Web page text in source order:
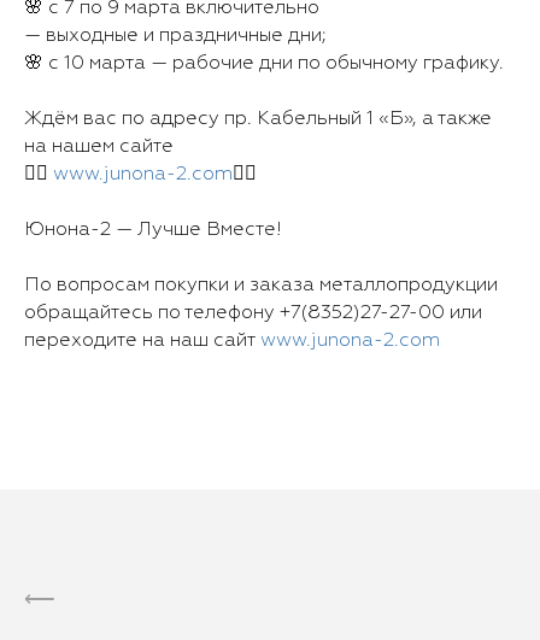
🌸 с 7 по 9 марта включительно
— выходные и праздничные дни;
🌸 с 10 марта — рабочие дни по обычному графику.
Ждём вас по адресу пр. Кабельный 1 «Б», а также
на нашем сайте
👉🏻 www.junona-2.com👈🏻
Юнона-2 — Лучше Вместе!
По вопросам покупки и заказа металлопродукции
обращайтесь по телефону +7(8352)27-27-00 или
переходите на наш сайт www.junona-2.com
⟵